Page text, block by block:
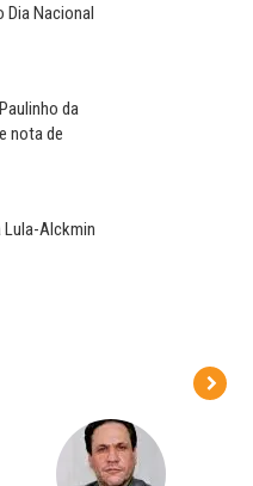
Dia Nacional
da
nota de
Lula-Alckmin